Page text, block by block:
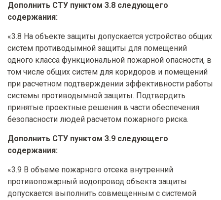
Дополнить СТУ пунктом 3.8 следующего
содержания:
«3.8 На объекте защиты допускается устройство общих
систем противодымной защиты для помещений
одного класса функциональной пожарной опасности, в
том числе общих систем для коридоров и помещений
при расчетном подтверждении эффективности работы
системы противодымной защиты. Подтвердить
принятые проектные решения в части обеспечения
безопасности людей расчетом пожарного риска.
Дополнить СТУ пунктом 3.9 следующего
содержания:
«3.9 В объеме пожарного отсека внутренний
противопожарный водопровод объекта защиты
допускается выполнить совмещенным с системой